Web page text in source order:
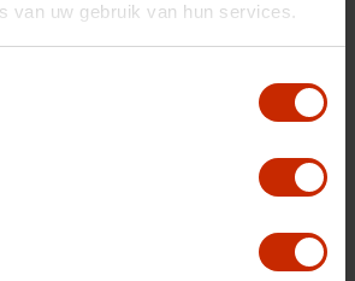
van uw gebruik van hun services.